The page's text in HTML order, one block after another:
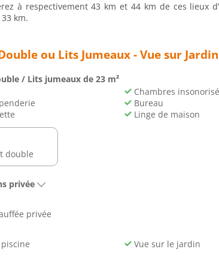
à respectivement 43 km et 44 km de ces lieux
km.
ou Lits Jumeaux - Vue sur
/ Lits jumeaux de 23 m²
Chambres
Bureau
Linge de maison
double
privée
privée
Vue sur le jardin